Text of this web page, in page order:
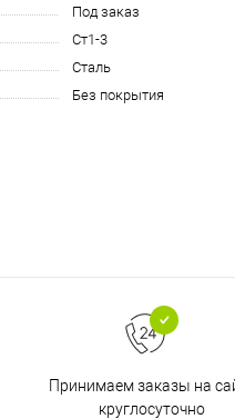
Под заказ
Ст1-3
Сталь
Без покрытия
Принимаем заказы на
круглосуточно